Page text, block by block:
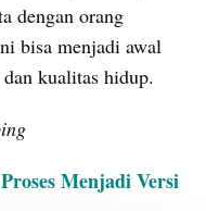
dengan orang
bisa menjadi awal
kualitas hidup.
Menjadi Versi